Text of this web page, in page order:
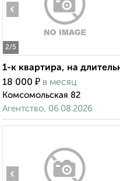
2/5
‹
1-к квартира, на
18 000 ₽ в месяц
Комсомольская 82
Агентство, 06.08.2026
‹